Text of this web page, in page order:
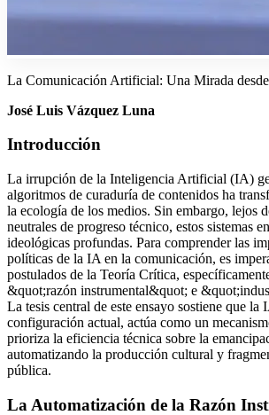
La Comunicación Artificial: Una Mirada
José Luis Vázquez Luna
Introducción
La irrupción de la Inteligencia Artificial (IA)
algoritmos de curaduría de contenidos ha
la ecología de los medios. Sin embargo, lejos
neutrales de progreso técnico, estos sistemas
ideológicas profundas. Para comprender las
políticas de la IA en la comunicación, es
postulados de la Teoría Crítica,
&quot;razón instrumental&quot; e
La tesis central de este ensayo sostiene que la
configuración actual, actúa como un
prioriza la eficiencia técnica sobre la
automatizando la producción cultural y
pública.
La Automatización de la Razón